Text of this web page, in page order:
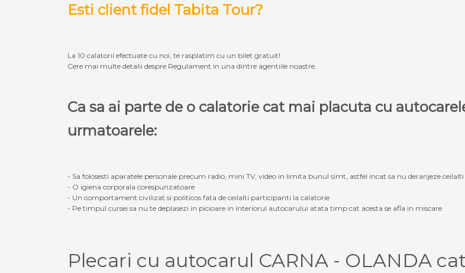
Esti client fidel Tabita Tour?
La 10 calatorii efectuate cu noi, te rasplatim cu un bilet gratuit!
Cere mai multe detalii despre Regulament in una dintre agentiile noastre.
Ca sa ai parte de o calatorie cat mai placuta cu
urmatoarele:
- Sa folosesti aparatele personale precum radio, mini TV, video in limita bunul simt, astfel incat sa nu deranjeze ceilalti
- O igiena corporala corespunzatoare
- Un comportament civilizat si politicos fata de ceilalti participanti la calatorie
- Pe timpul cursei sa nu te deplasezi in picioare in interiorul autocarului atata timp cat acesta se afla in miscare
Plecari cu autocarul CARNA - OLANDA